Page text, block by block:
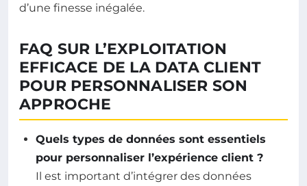
d’une finesse inégalée.
FAQ SUR L’EXPLOITATION
EFFICACE DE LA DATA CLIENT
POUR PERSONNALISER SON
APPROCHE
Quels types de données sont essentiels
pour personnaliser l’expérience client ?
Il est important d’intégrer des données